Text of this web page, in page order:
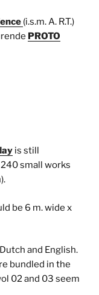
(i.s.m. A. R.T.)
PROTO
is still
small works
be 6 m. wide x
and English.
bundled in the
02 and 03 seem